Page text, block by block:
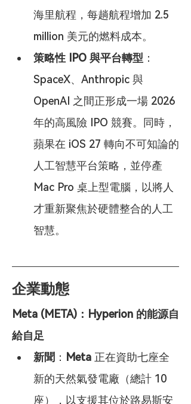
海里航程，每趟航程增加 2.5
million 美元的燃料成本。
策略性 IPO 與平台轉型 ：
SpaceX、Anthropic 與
OpenAI 之間正形成一場 2026
年的高風險 IPO 競賽。同時，
蘋果在 iOS 27 轉向不可知論的
人工智慧平台策略，並停產
Mac Pro 桌上型電腦，以將人
才重新聚焦於硬體整合的人工
智慧。
企業動態
Meta (META)：Hyperion 的能源自
給自足
新聞 ： Meta 正在資助七座全
新的天然氣發電廠（總計 10
座），以支援其位於路易斯安